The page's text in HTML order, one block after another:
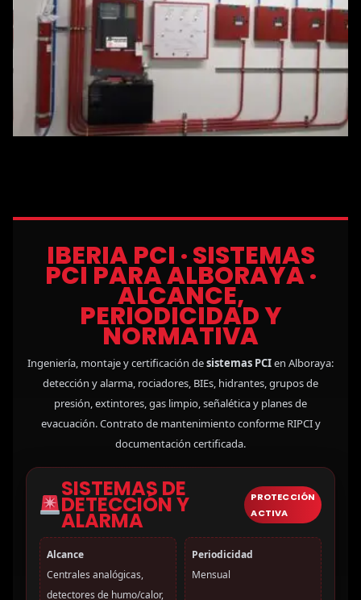
IBERIA PCI · SISTEMAS
PCI PARA ALBORAYA ·
ALCANCE,
PERIODICIDAD Y
NORMATIVA
Ingeniería, montaje y certificación desistemas PCIen Alboraya:
detección y alarma, rociadores, BIEs, hidrantes, grupos de
presión, extintores, gas limpio, señalética y planes de
evacuación. Contrato de mantenimiento conforme RIPCI y
documentación certificada.
SISTEMAS DE
DETECCIÓN Y
ALARMA
PROTECCIÓN
ACTIVA
Alcance
Centrales analógicas,
detectores de humo/calor,
Periodicidad
Mensual